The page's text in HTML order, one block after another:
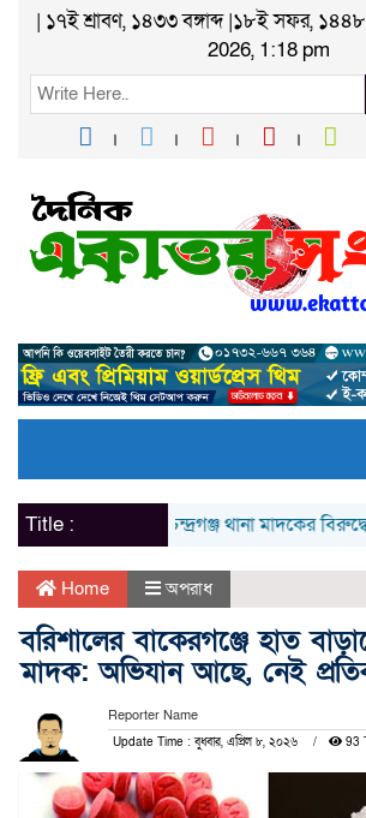
| ১৭ই শ্রাবণ, ১৪৩৩ বঙ্গাব্দ |১৮ই সফর,
2026, 1:18 pm
Title :
চন্দ্রগঞ্জ থানা মাদকের বিরুদ্ধে
Home অপরাধ
বরিশালের বাকেরগঞ্জে হাত
মাদক: অভিযান আছে, নেই
Reporter Name
Update Time : বুধবার, এপ্রিল ৮, ২০২৬ 93